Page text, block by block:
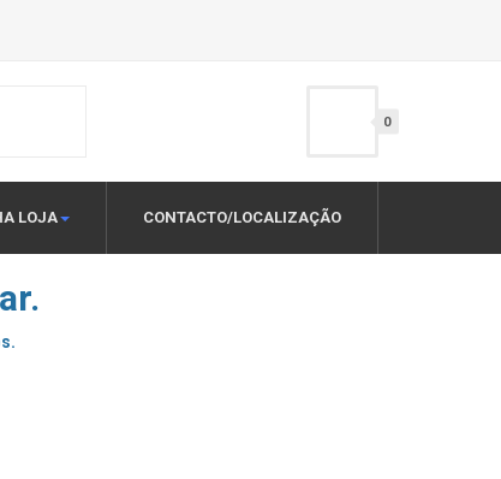
0
LOJA CONTACTO/LOCALIZAÇÃO